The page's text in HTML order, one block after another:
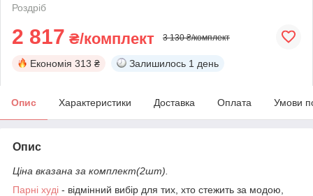
Роздріб
2 817 ₴/комплект 3 130 ₴/комплект
Економія 313 ₴ Залишилось 1 день
Опис Характеристики Доставка Оплата Умови
Опис
Ціна вказана за комплект(2шт).
Парні худі - відмінний вибір для тих, хто стежить за модою,